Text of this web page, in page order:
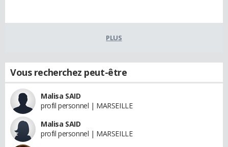
PLUS
Vous recherchez peut-être
Malisa SAID
profil personnel | MARSEILLE
Malisa SAID
profil personnel | MARSEILLE